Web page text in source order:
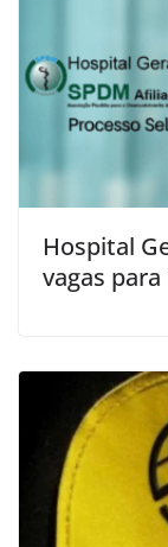
Hospital
vagas